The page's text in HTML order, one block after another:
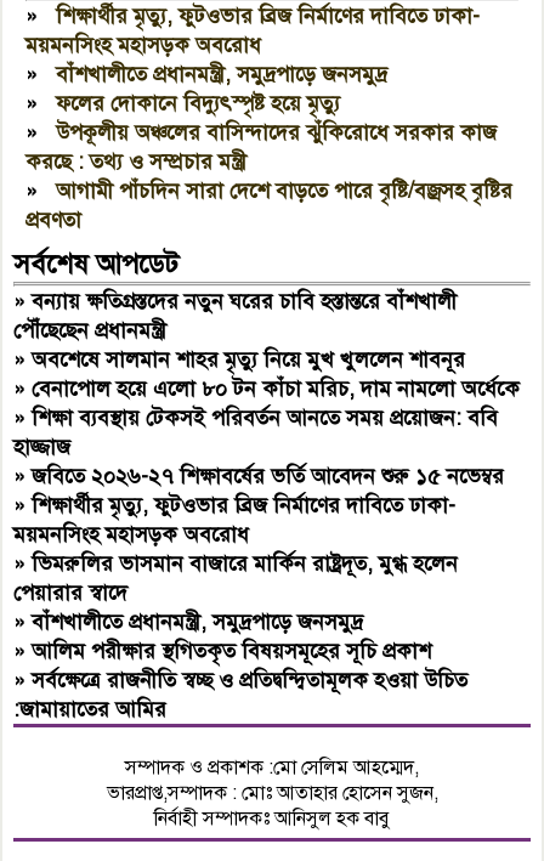
»শিক্ষার্থীর মৃত্যু, ফুটওভার ব্রিজ নির্মাণের দাবিতে ঢাকা-
ময়মনসিংহ মহাসড়ক অবরোধ
»বাঁশখালীতে প্রধানমন্ত্রী, সমুদ্রপাড়ে জনসমুদ্র
»ফলের দোকানে বিদ্যুৎস্পৃষ্ট হয়ে মৃত্যু
»উপকূলীয় অঞ্চলের বাসিন্দাদের ঝুঁকিরোধে সরকার কাজ
করছে : তথ্য ও সম্প্রচার মন্ত্রী
»আগামী পাঁচদিন সারা দেশে বাড়তে পারে বৃষ্টি/বজ্রসহ বৃষ্টির
প্রবণতা
সর্বশেষ আপডেট
»বন্যায় ক্ষতিগ্রস্তদের নতুন ঘরের চাবি হস্তান্তরে বাঁশখালী
পৌঁছেছেন প্রধানমন্ত্রী
»অবশেষে সালমান শাহর মৃত্যু নিয়ে মুখ খুললেন শাবনূর
»বেনাপোল হয়ে এলো ৮০ টন কাঁচা মরিচ, দাম নামলো অর্ধেকে
»শিক্ষা ব্যবস্থায় টেকসই পরিবর্তন আনতে সময় প্রয়োজন: ববি
হাজ্জাজ
»জবিতে ২০২৬-২৭ শিক্ষাবর্ষের ভর্তি আবেদন শুরু ১৫ নভেম্বর
»শিক্ষার্থীর মৃত্যু, ফুটওভার ব্রিজ নির্মাণের দাবিতে ঢাকা-
ময়মনসিংহ মহাসড়ক অবরোধ
»ভিমরুলির ভাসমান বাজারে মার্কিন রাষ্ট্রদূত, মুগ্ধ হলেন
পেয়ারার স্বাদে
»বাঁশখালীতে প্রধানমন্ত্রী, সমুদ্রপাড়ে জনসমুদ্র
»আলিম পরীক্ষার স্থগিতকৃত বিষয়সমূহের সূচি প্রকাশ
»সর্বক্ষেত্রে রাজনীতি স্বচ্ছ ও প্রতিদ্বন্দ্বিতামূলক হওয়া উচিত
:জামায়াতের আমির
সম্পাদক ও প্রকাশক :মো সেলিম আহম্মেদ,
ভারপ্রাপ্ত,সম্পাদক : মোঃ আতাহার হোসেন সুজন,
নির্বাহী সম্পাদকঃ আনিসুল হক বাবু